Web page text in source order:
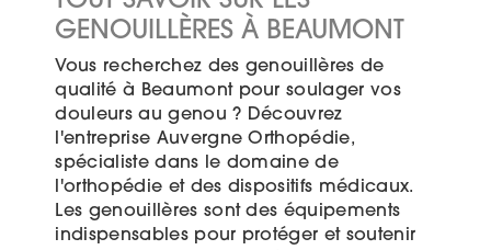
GENOUILLÈRES À BEAUMONT
Vous recherchez des genouillères de
qualité à Beaumont pour soulager vos
douleurs au genou ? Découvrez
l'entreprise Auvergne Orthopédie,
spécialiste dans le domaine de
l'orthopédie et des dispositifs médicaux.
Les genouillères sont des équipements
indispensables pour protéger et soutenir